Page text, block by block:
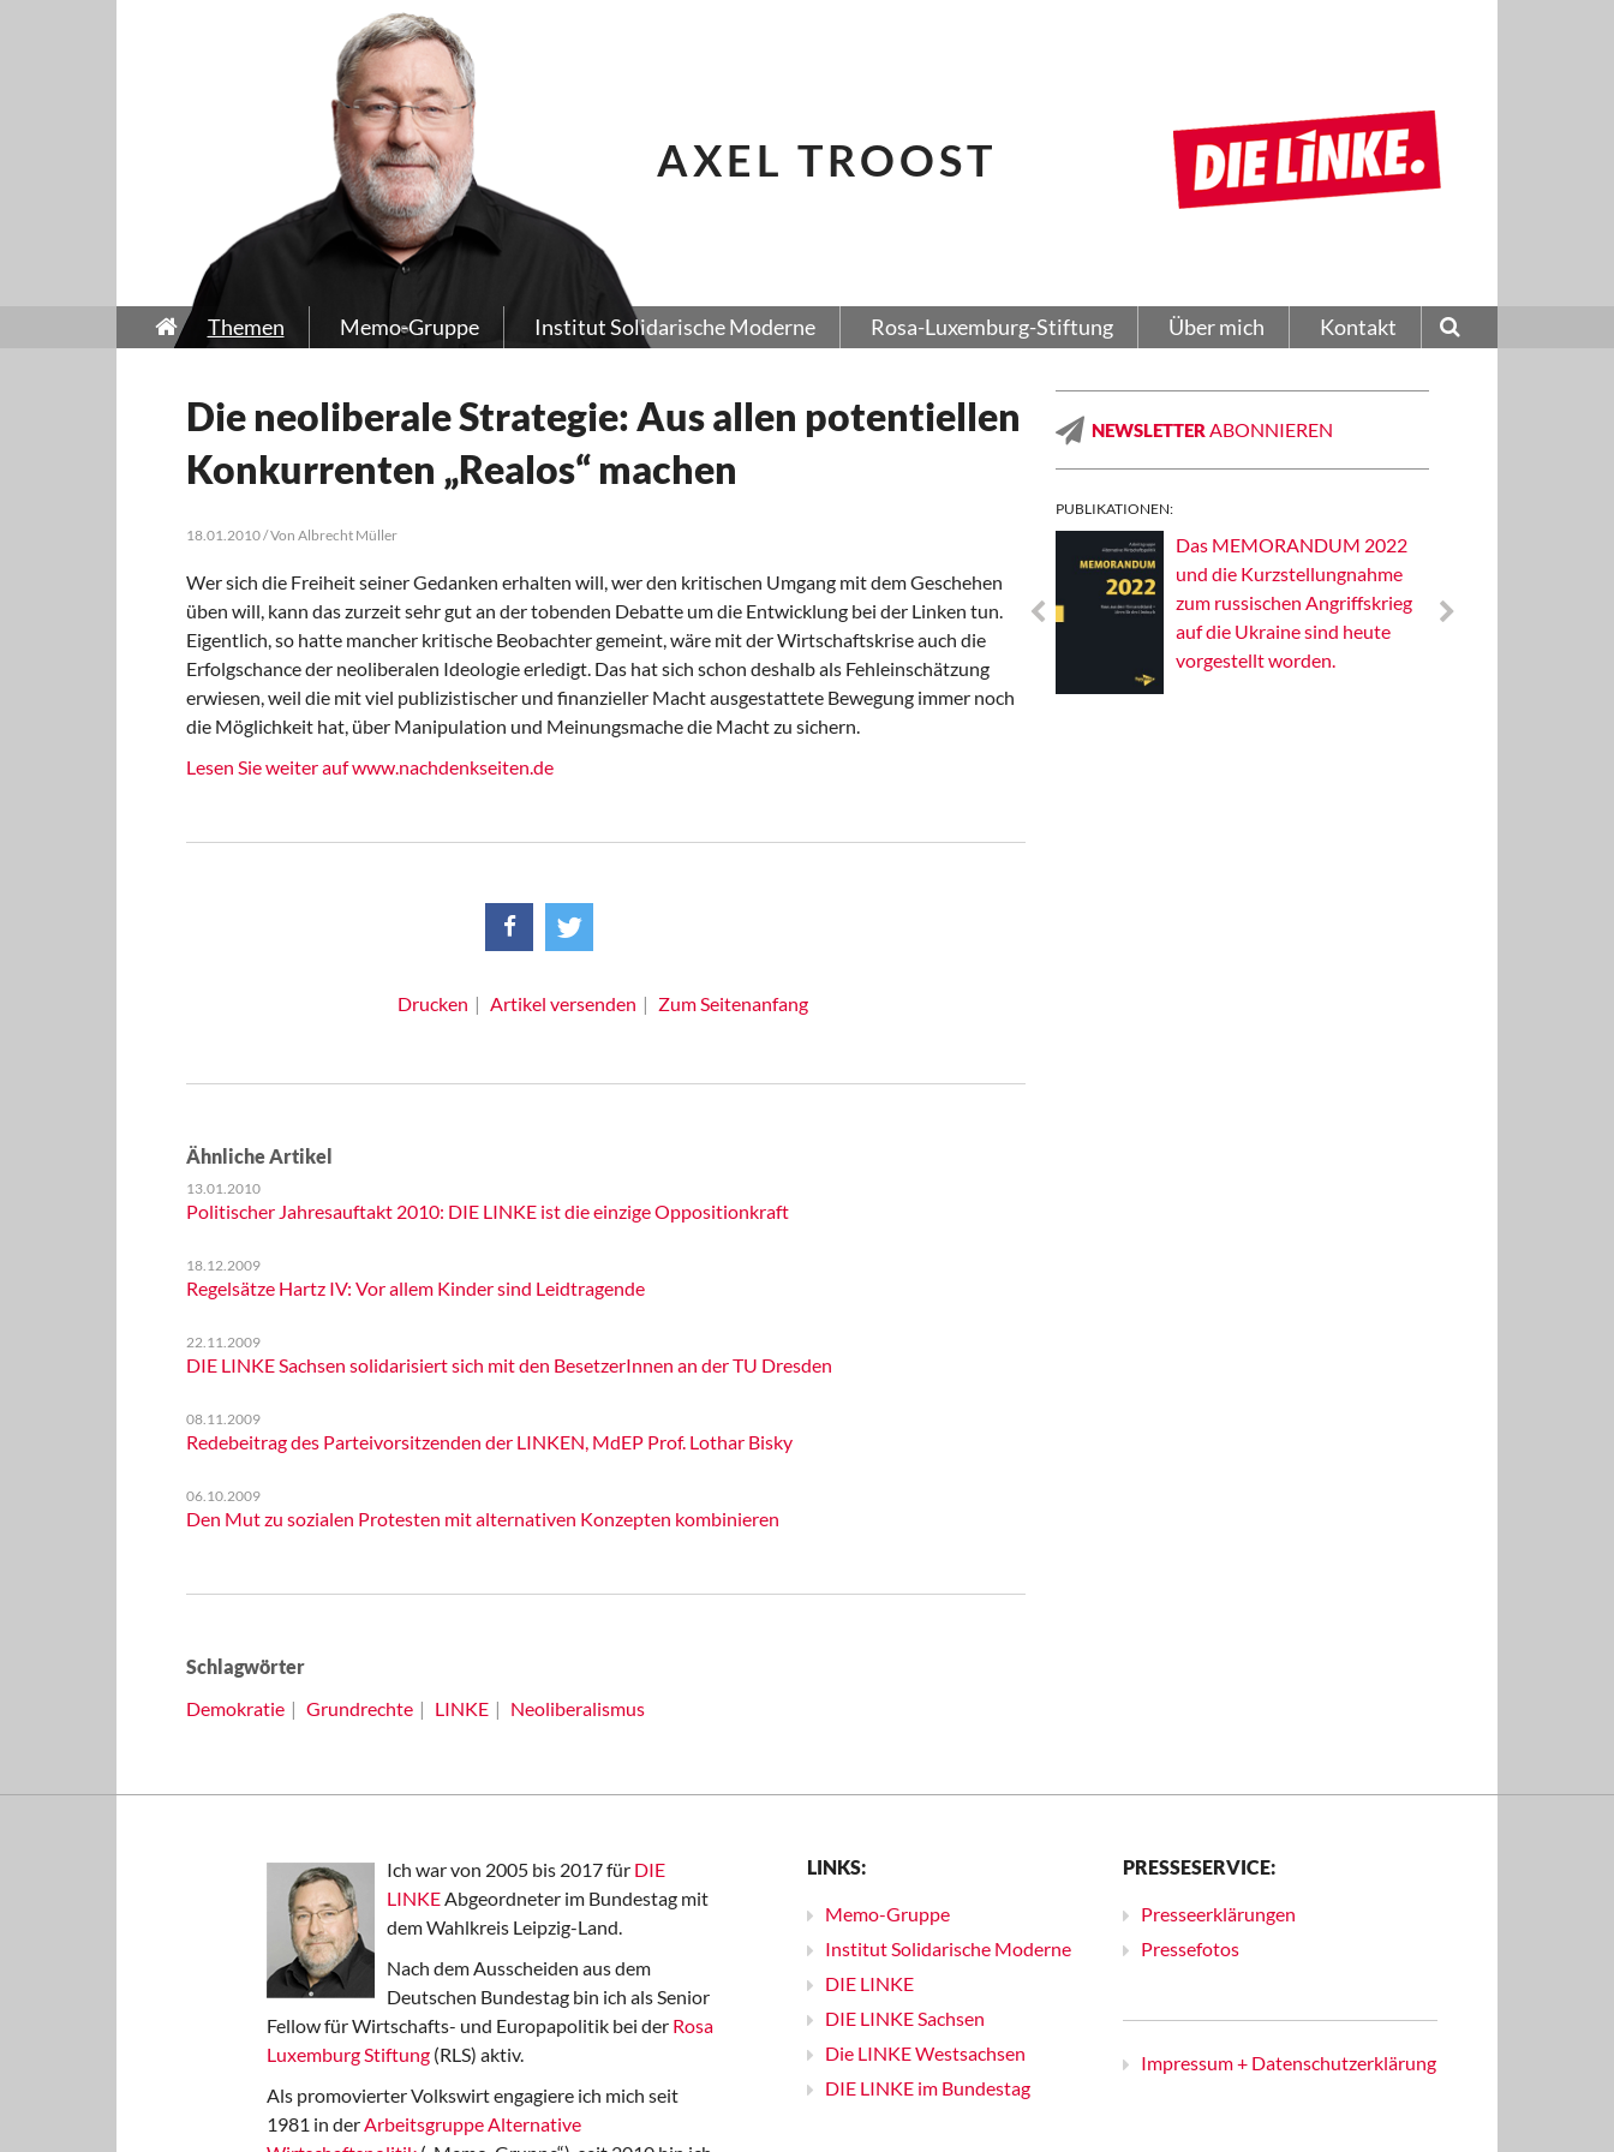
AXEL TROOST
Themen Memo-Gruppe Institut Solidarische Moderne Rosa-Luxemburg-Stiftung Über mich Kontakt
Die neoliberale Strategie: Aus allen potentiellen
Konkurrenten „Realos“ machen
18.01.2010 / Von Albrecht Müller
Wer sich die Freiheit seiner Gedanken erhalten will, wer den kritischen Umgang mit dem Geschehen
üben will, kann das zurzeit sehr gut an der tobenden Debatte um die Entwicklung bei der Linken tun.
Eigentlich, so hatte mancher kritische Beobachter gemeint, wäre mit der Wirtschaftskrise auch die
Erfolgschance der neoliberalen Ideologie erledigt. Das hat sich schon deshalb als Fehleinschätzung
erwiesen, weil die mit viel publizistischer und finanzieller Macht ausgestattete Bewegung immer noch
die Möglichkeit hat, über Manipulation und Meinungsmache die Macht zu sichern.
Lesen Sie weiter auf www.nachdenkseiten.de
Drucken Artikel versenden Zum Seitenanfang
Ähnliche Artikel
13.01.2010
Politischer Jahresauftakt 2010: DIE LINKE ist die einzige Oppositionkraft
18.12.2009
Regelsätze Hartz IV: Vor allem Kinder sind Leidtragende
22.11.2009
DIE LINKE Sachsen solidarisiert sich mit den BesetzerInnen an der TU Dresden
08.11.2009
Redebeitrag des Parteivorsitzenden der LINKEN, MdEP Prof. Lothar Bisky
06.10.2009
Den Mut zu sozialen Protesten mit alternativen Konzepten kombinieren
Schlagwörter
Demokratie
Grundrechte LINKE Neoliberalismus
NEWSLETTER ABONNIEREN
PUBLIKATIONEN:
Mosaiklinke Perspektiven
Das MEMORANDUM 2022
und die Kurzstellungnahme
zum russischen Angriffskrieg
auf die Ukraine sind heute
vorgestellt worden.
Ich war von 2005 bis 2017 für DIE
LINKEAbgeordneter im Bundestag mit
dem Wahlkreis Leipzig-Land.
Nach dem Ausscheiden aus dem
Deutschen Bundestag bin ich als Senior
Fellow für Wirtschafts- und Europapolitik bei der Rosa
Luxemburg Stiftung (RLS) aktiv.
Als promovierter Volkswirt engagiere ich mich seit
1981 in derArbeitsgruppe Alternative
LINKS:
Memo-Gruppe
Institut Solidarische Moderne
DIE LINKE
DIE LINKE Sachsen
Die LINKE Westsachsen
DIE LINKE im Bundestag
PRESSESERVICE:
Presseerklärungen
Pressefotos
Impressum + Datenschutzerklärung